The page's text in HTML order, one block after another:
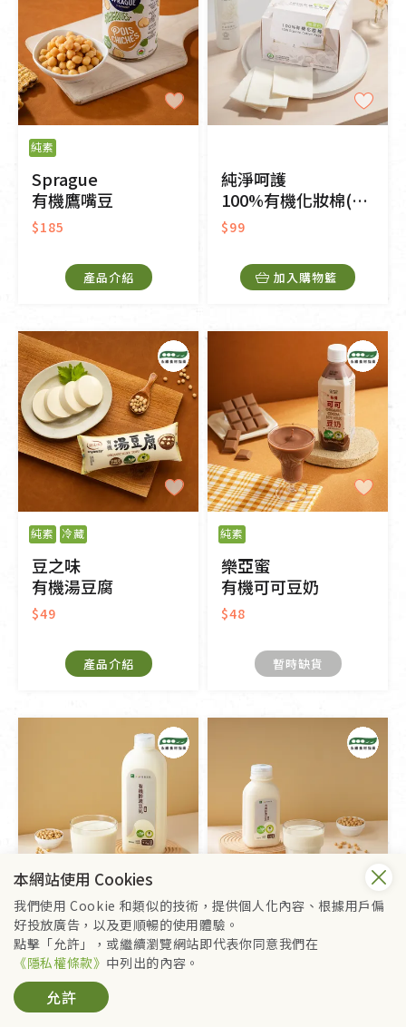
純素
Sprague
有機鷹嘴豆
$185
產品介紹
純淨呵護
100%有機化妝棉(無漂白)
$99
加入購物籃
純素 冷藏
豆之味
有機湯豆腐
$49
產品介紹
純素
樂亞蜜
有機可可豆奶
$48
暫時缺貨
純素 冷藏
里仁
有機醇濃豆乳-無糖960ml
$90
純素
里仁
本網站使用 Cookies
我們使用 Cookie 和類似的技術，提供個人化內容、根據用戶偏
好投放廣告，以及更順暢的使用體驗。
點擊「允許」，或繼續瀏覽網站即代表你同意我們在
《隱私權條款》 中列出的內容。
允許